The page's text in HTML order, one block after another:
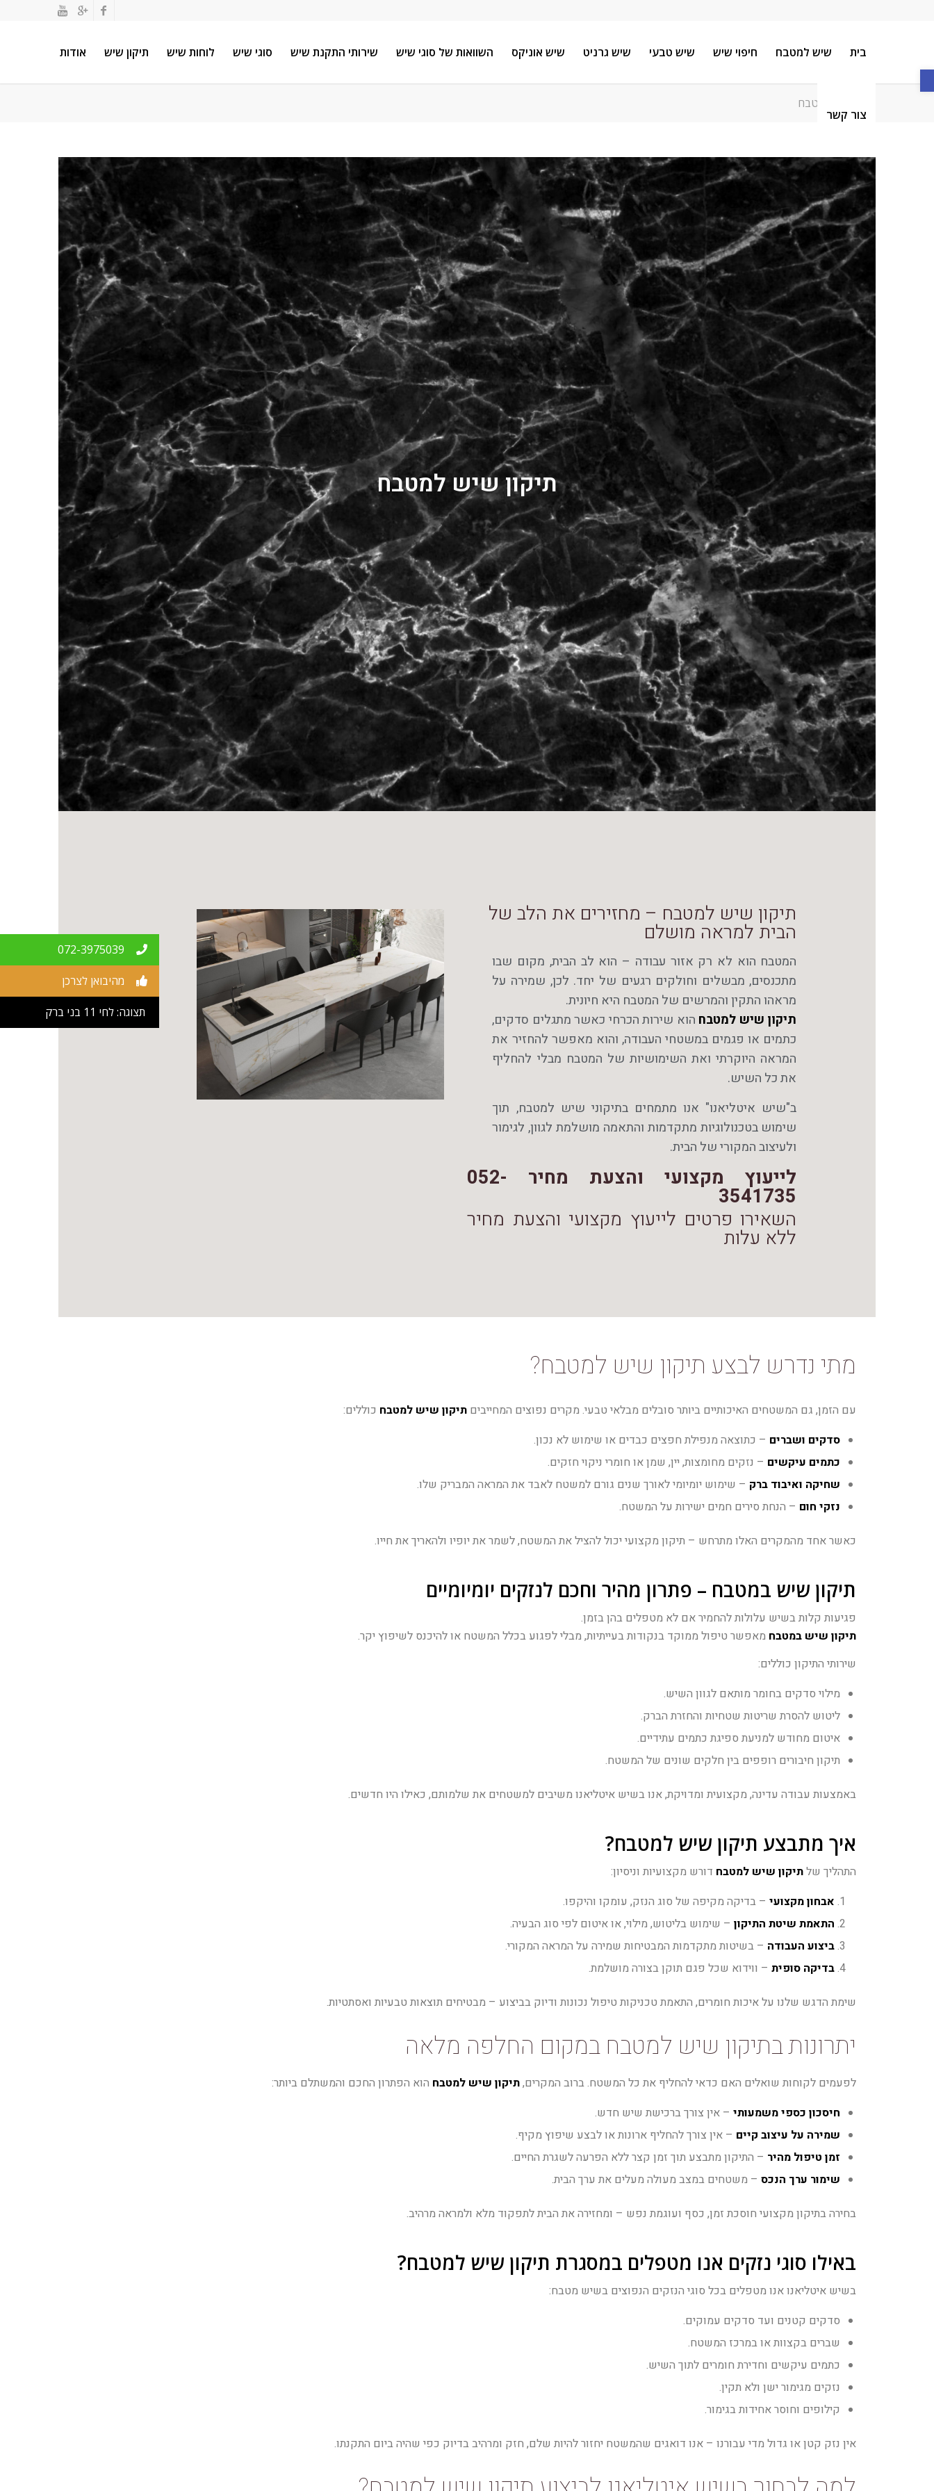
פתח סרגל נגישות
בית שיש למטבח חיפוי שיש שיש טבעי שיש גרניט שיש אוניקס השוואות של סוגי שיש שירותי התקנת שיש סוגי שיש לוחות שיש תיקון שיש אודות
צור קשר
תיקון שיש למטבח
תיקון שיש למטבח
תיקון שיש למטבח – מחזירים את הלב של
הבית למראה מושלם
המטבח הוא לא רק אזור עבודה – הוא לב הבית, מקום שבו
מתכנסים, מבשלים וחולקים רגעים של יחד. לכן, שמירה על
מראהו התקין והמרשים של המטבח היא חיונית.
תיקון שיש למטבח הוא שירות הכרחי כאשר מתגלים סדקים,
כתמים או פגמים במשטחי העבודה, והוא מאפשר להחזיר את
המראה היוקרתי ואת השימושיות של המטבח מבלי להחליף
את כל השיש.
ב"שיש איטליאנו" אנו מתמחים בתיקוני שיש למטבח, תוך
שימוש בטכנולוגיות מתקדמות והתאמה מושלמת לגוון, לגימור
ולעיצוב המקורי של הבית.
לייעוץ מקצועי והצעת מחיר 052-
3541735
השאירו פרטים לייעוץ מקצועי והצעת מחיר
ללא עלות
מתי נדרש לבצע תיקון שיש למטבח?
עם הזמן, גם המשטחים האיכותיים ביותר סובלים מבלאי טבעי. מקרים נפוצים המחייבים תיקון שיש למטבח כוללים:
סדקים ושברים – כתוצאה מנפילת חפצים כבדים או שימוש לא נכון.
כתמים עיקשים – נזקים מחומצות, יין, שמן או חומרי ניקוי חזקים.
שחיקה ואיבוד ברק – שימוש יומיומי לאורך שנים גורם למשטח לאבד את המראה המבריק שלו.
נזקי חום – הנחת סירים חמים ישירות על המשטח.
כאשר אחד מהמקרים האלו מתרחש – תיקון מקצועי יכול להציל את המשטח, לשמר את יופיו ולהאריך את חייו.
תיקון שיש במטבח – פתרון מהיר וחכם לנזקים יומיומיים
פגיעות קלות בשיש עלולות להחמיר אם לא מטפלים בהן בזמן.
תיקון שיש במטבח מאפשר טיפול ממוקד בנקודות בעייתיות, מבלי לפגוע בכלל המשטח או להיכנס לשיפוץ יקר.
שירותי התיקון כוללים:
מילוי סדקים בחומר מותאם לגוון השיש.
ליטוש להסרת שריטות שטחיות והחזרת הברק.
איטום מחודש למניעת ספיגת כתמים עתידיים.
תיקון חיבורים רופפים בין חלקים שונים של המשטח.
באמצעות עבודה עדינה, מקצועית ומדויקת, אנו בשיש איטליאנו משיבים למשטחים את שלמותם, כאילו היו חדשים.
איך מתבצע תיקון שיש למטבח?
התהליך שלתיקון שיש למטבח דורש מקצועיות וניסיון:
אבחון מקצועי– בדיקה מקיפה של סוג הנזק, עומקו והיקפו.
התאמת שיטת התיקון– שימוש בליטוש, מילוי, או איטום לפי סוג הבעיה.
ביצוע העבודה – בשיטות מתקדמות המבטיחות שמירה על המראה המקורי.
בדיקה סופית– ווידוא שכל פגם תוקן בצורה מושלמת.
שימת הדגש שלנו על איכות חומרים, התאמת טכניקות טיפול נכונות ודיוק בביצוע – מבטיחים תוצאות טבעיות ואסתטיות.
יתרונות בתיקון שיש למטבח במקום החלפה מלאה
לפעמים לקוחות שואלים האם כדאי להחליף את כל המשטח. ברוב המקרים,תיקון שיש למטבח הוא הפתרון החכם והמשתלם ביותר:
חיסכון כספי משמעותי– אין צורך ברכישת שיש חדש.
שמירה על עיצוב קיים – אין צורך להחליף ארונות או לבצע שיפוץ מקיף.
זמן טיפול מהיר – התיקון מתבצע תוך זמן קצר ללא הפרעה לשגרת החיים.
שימור ערך הנכס– משטחים במצב מעולה מעלים את ערך הבית.
בחירה בתיקון מקצועי חוסכת זמן, כסף ועוגמת נפש – ומחזירה את הבית לתפקוד מלא ולמראה מרהיב.
באילו סוגי נזקים אנו מטפלים במסגרת תיקון שיש למטבח?
בשיש איטליאנו אנו מטפלים בכל סוגי הנזקים הנפוצים בשיש מטבח:
סדקים קטנים ועד סדקים עמוקים.
שברים בקצוות או במרכז המשטח.
כתמים עיקשים וחדירת חומרים לתוך השיש.
נזקים מגימור ישן ולא תקין.
קילופים וחוסר אחידות בגימור.
אין נזק קטן או גדול מדי עבורנו – אנו דואגים שהמשטח יחזור להיות שלם, חזק ומרהיב בדיוק כפי שהיה ביום התקנתו.
072-3975039
מהיבואן לצרכן
תצוגה: לחי 11 בני ברק